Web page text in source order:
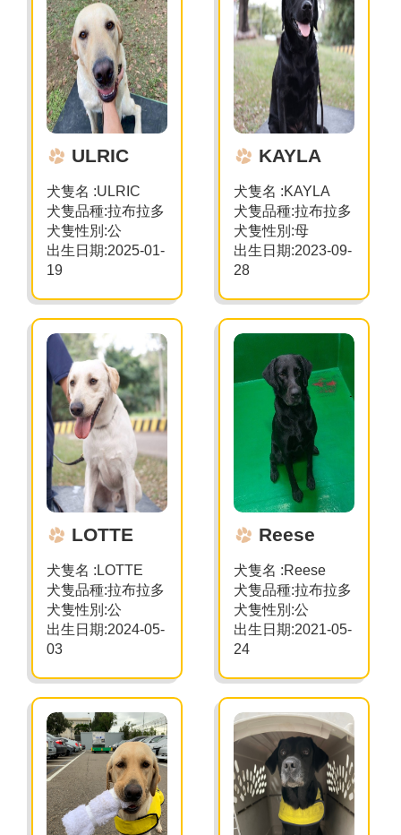
ULRIC
犬隻名 :ULRIC
犬隻品種:拉布拉多
犬隻性別 :公
出生日期:2025-01-
19
KAYLA
犬隻名 :KAYLA
犬隻品種:拉布拉多
犬隻性別:母
出生日期:2023-09-
28
LOTTE
犬隻名 :LOTTE
犬隻品種:拉布拉多
犬隻性別:公
出生日期:2024-05-
03
Reese
犬隻名 :Reese
犬隻品種:拉布拉多
犬隻性別:公
出生日期:2021-05-
24